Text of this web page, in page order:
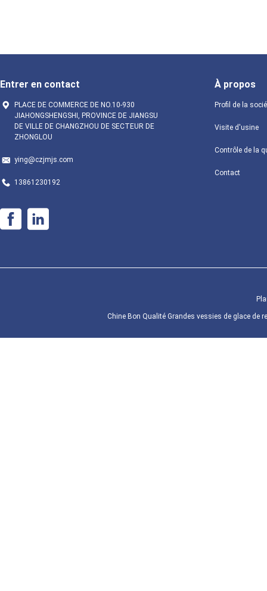
Entrer en contact
PLACE DE COMMERCE DE NO.10-930
JIAHONGSHENGSHI, PROVINCE DE JIANGSU
DE VILLE DE CHANGZHOU DE SECTEUR DE
ZHONGLOU
ying@czjmjs.com
13861230192
À propos
Profil de la
Visite d'usine
Contrôle de la
Contact
Chine Bon Qualité Grandes vessies de glace de